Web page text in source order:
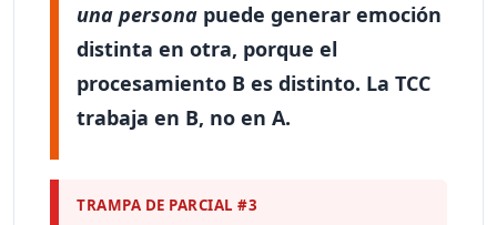
una persona puede generar emoción
distinta en otra, porque el
procesamiento B es distinto. La TCC
trabaja en B, no en A.
TRAMPA DE PARCIAL #3